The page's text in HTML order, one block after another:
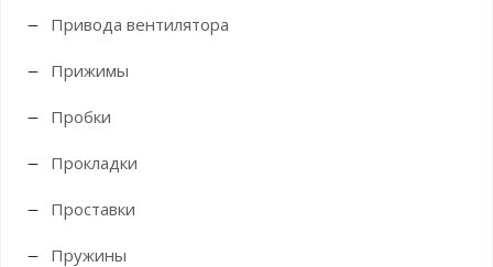
Привода вентилятора
Прижимы
Пробки
Прокладки
Проставки
Пружины